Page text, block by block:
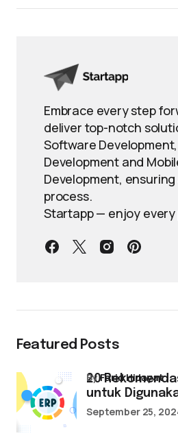
Embrace every step
deliver top-notch
Software
Development and
Development,
process.
Startapp — enjoy every
Featured Posts
20
untuk
byFarid Hidayat
September 25,